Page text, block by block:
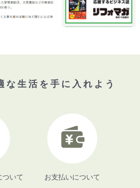
な生活を手に入れよう
ついて お支払いについて